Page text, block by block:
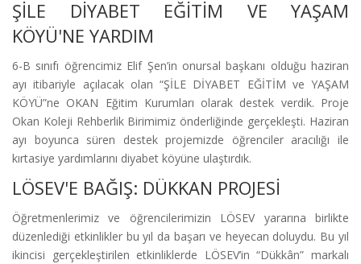
ŞİLE DİYABET EĞİTİM VE YAŞAM
KÖYÜ'NE YARDIM
6-B sınıfı öğrencimiz Elif Şen’in onursal başkanı olduğu haziran
ayı itibariyle açılacak olan “ŞİLE DİYABET EĞİTİM ve YAŞAM
KÖYÜ”ne OKAN Eğitim Kurumları olarak destek verdik. Proje
Okan Koleji Rehberlik Birimimiz önderliğinde gerçekleşti. Haziran
ayı boyunca süren destek projemizde öğrenciler aracılığı ile
kırtasiye yardımlarını diyabet köyüne ulaştırdık.
LÖSEV'E BAĞIŞ: DÜKKAN PROJESİ
Öğretmenlerimiz ve öğrencilerimizin LÖSEV yararına birlikte
düzenlediği etkinlikler bu yıl da başarı ve heyecan doluydu. Bu yıl
ikincisi gerçekleştirilen etkinliklerde LÖSEV’in “Dükkân” markalı